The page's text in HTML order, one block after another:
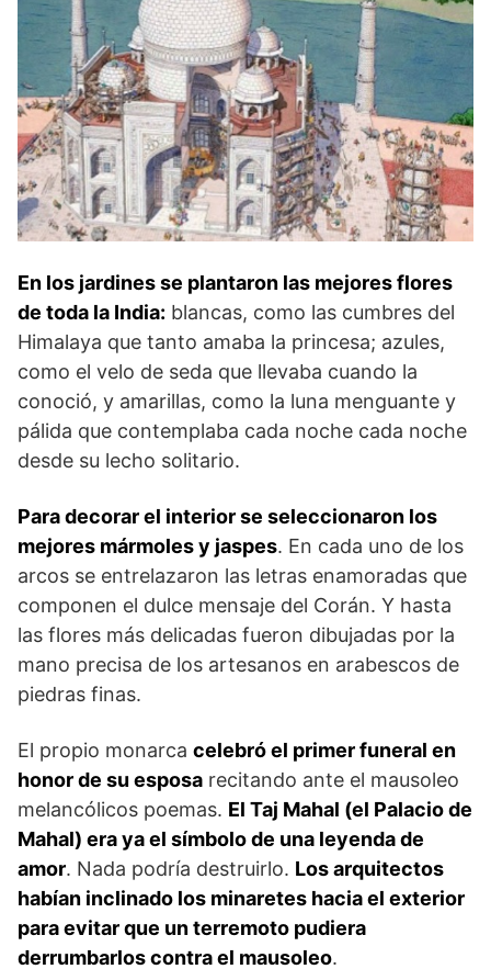
En los jardines se plantaron las mejores flores
de toda la India: blancas, como las cumbres del
Himalaya que tanto amaba la princesa; azules,
como el velo de seda que llevaba cuando la
conoció, y amarillas, como la luna menguante y
pálida que contemplaba cada noche cada noche
desde su lecho solitario.
Para decorar el interior se seleccionaron los
mejores mármoles y jaspes. En cada uno de los
arcos se entrelazaron las letras enamoradas que
componen el dulce mensaje del Corán. Y hasta
las flores más delicadas fueron dibujadas por la
mano precisa de los artesanos en arabes­cos de
piedras finas.
El propio monarca celebró el primer funeral en
honor de su esposa recitando ante el mausoleo
melancólicos poemas. El Taj Mahal (el Palacio de
Mahal) era ya el símbolo de una leyenda de
amor. Nada podría destruirlo. Los arqui­tectos
habían inclinado los minare­tes hacia el exterior
para evitar que un terremoto pudiera
derrumbarlos contra el mausoleo.